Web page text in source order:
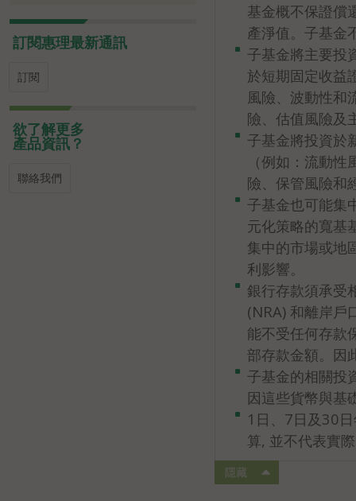
訂閱惠理最新通訊
訂閱
欲了解更多
產品資訊？
聯絡我們
基金概不保證償
產淨值。子基金
子基金將主要投
於短期固定收益
風險、波動性和
險、估值風險及
子基金將投資於
（例如：流動
險、保管風險和
子基金也可能集
元化策略的寬基
集中的市場或地
利影響。
銀行存款須承受
(NRA) 和離岸戶
能不受任何存款
部存款金額。因
子基金的相關投
因這些貨幣與基
1日、7日及30
算, 並不代表實
隱藏